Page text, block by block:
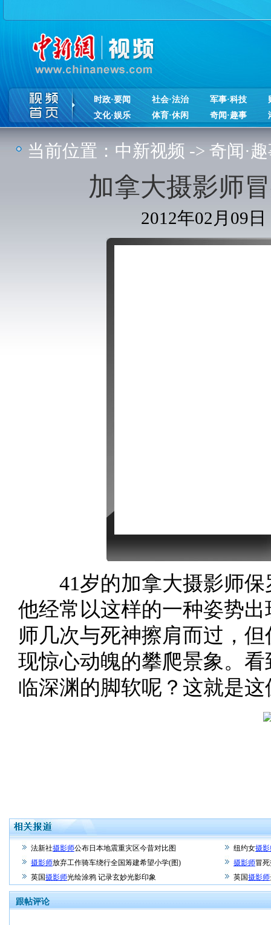
时政·要闻 社会·法治 军事·科技
文化·娱乐
体育·休闲 奇闻·趣事
当前位置： 中新视频 -> 奇闻·
加拿大摄影师
2012年02月09
41岁的加拿大摄影师保
他经常以这样的一种姿势
师几次与死神擦肩而过，
现惊心动魄的攀爬景象。
临深渊的脚软呢？这就是
法新社摄影师公布日本地震重灾区今昔对比图 纽约女摄
摄影师放弃工作骑车绕行全国筹建希望小学(图) 摄影师冒
英国摄影师光绘涂鸦 记录玄妙光影印象 英国摄影师
跟帖评论